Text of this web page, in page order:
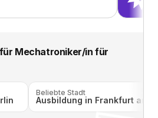
Mechatroniker/in für
Beliebte Stadt
Ausbildung in Frankfurt am